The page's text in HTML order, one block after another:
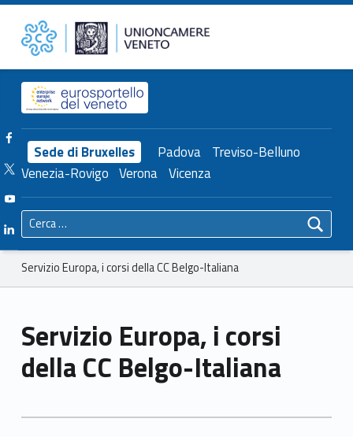
Servizio Europa, i corsi della CC Belgo-Italiana – Unioncamere del Veneto Unioncamere del Veneto
Header info sidebar
Sede di Bruxelles Padova Treviso-Belluno
Venezia-Rovigo Verona Vicenza
Facebook Unioncamere Veneto
Twitter Unioncamere Veneto
Youtube Unioncamere Veneto
Linkedin Unioncamere Veneto
Ricerca per:
Breadcrumbs navigation
Servizio Europa, i corsi della CC Belgo-Italiana
Servizio Europa, i corsi
della CC Belgo-Italiana